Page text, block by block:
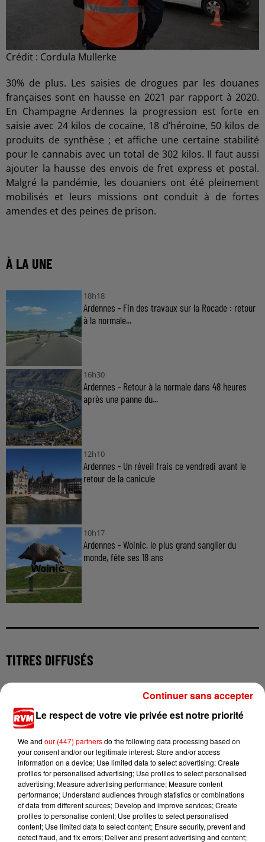
Crédit : Cordula Mullerke
30% de plus. Les saisies de drogues par les douanes
françaises sont en hausse en 2021 par rapport à 2020.
En Champagne Ardennes la progression est forte en
saisie avec 24 kilos de cocaïne, 18 d’héroïne, 50 kilos de
produits de synthèse ; et affiche une certaine stabilité
pour le cannabis avec un total de 302 kilos. Il faut aussi
ajouter la hausse des envois de fret express et postal.
Malgré la pandémie, les douaniers ont été pleinement
mobilisés et leurs missions ont conduit à de fortes
amendes et des peines de prison.
À LA UNE
18h18
Ardennes - Fin des travaux sur la Rocade : retour
à la normale...
16h30
Ardennes - Retour à la normale dans 48 heures
après une panne du...
12h10
Ardennes - Un réveil frais ce vendredi avant le
retour de la canicule
10h17
Ardennes - Woinic, le plus grand sanglier du
monde, fête ses 18 ans
TITRES DIFFUSÉS
INDOCHINE
Les Nouveaux
Soleils
FARRUKO
Yapaque
JEANNE MAS
Toute Premiere Fois
Le respect de votre vie privée est notre priorité
We and our (447) partnersdo the following data processing based on
your consent and/or our legitimate interest: Store and/or access
information on a device; Use limited data to select advertising; Create
profiles for personalised advertising; Use profiles to select personalised
advertising; Measure advertising performance; Measure content
performance; Understand audiences through statistics or combinations
of data from different sources; Develop and improve services; Create
profiles to personalise content; Use profiles to select personalised
content; Use limited data to select content; Ensure security, prevent and
detect fraud, and fix errors; Deliver and present advertising and content;
Continuer sans accepter